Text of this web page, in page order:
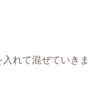
れて混ぜていきま